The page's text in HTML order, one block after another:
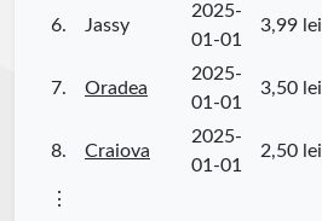
6. Jassy
2025-
01-01
3,99 lei
7. Oradea
2025-
01-01
3,50 lei
8. Craiova
2025-
01-01
2,50 lei
⋮